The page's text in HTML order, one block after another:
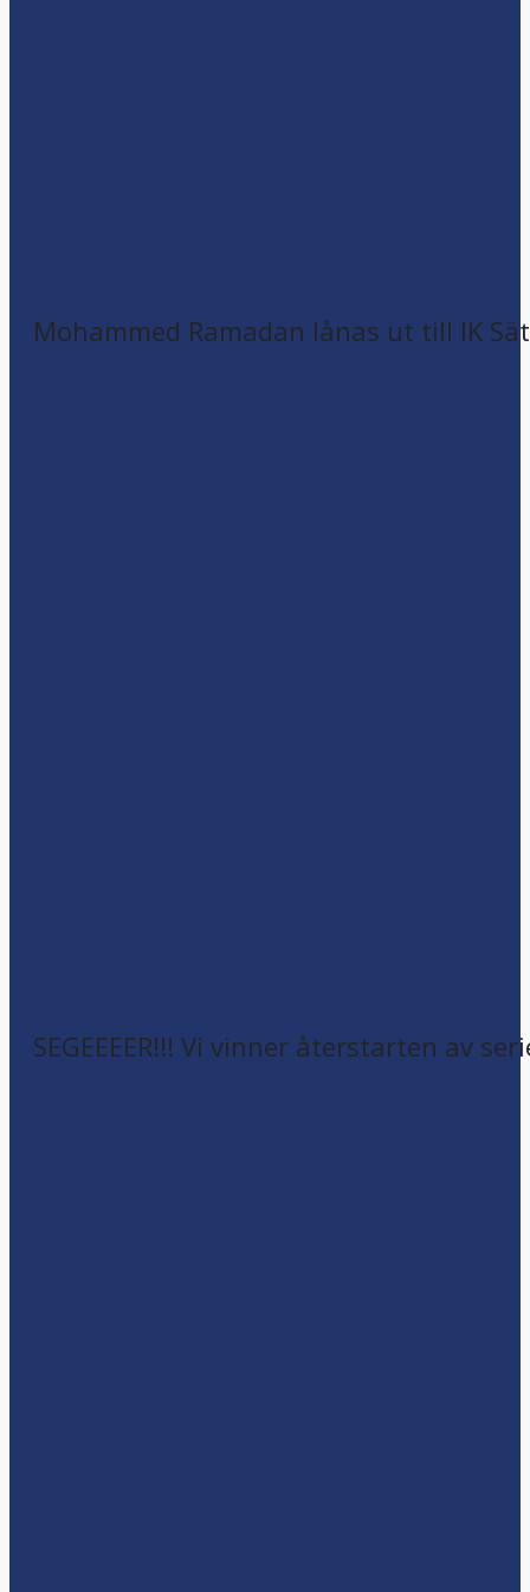
Mohammed Ramadan lånas ut till IK
SEGEEEER!!! Vi vinner återstarten av